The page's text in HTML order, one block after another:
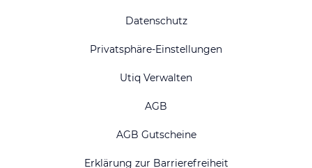
Datenschutz
Privatsphäre-Einstellungen
Utiq Verwalten
AGB
AGB Gutscheine
Erklärung zur Barrierefreiheit